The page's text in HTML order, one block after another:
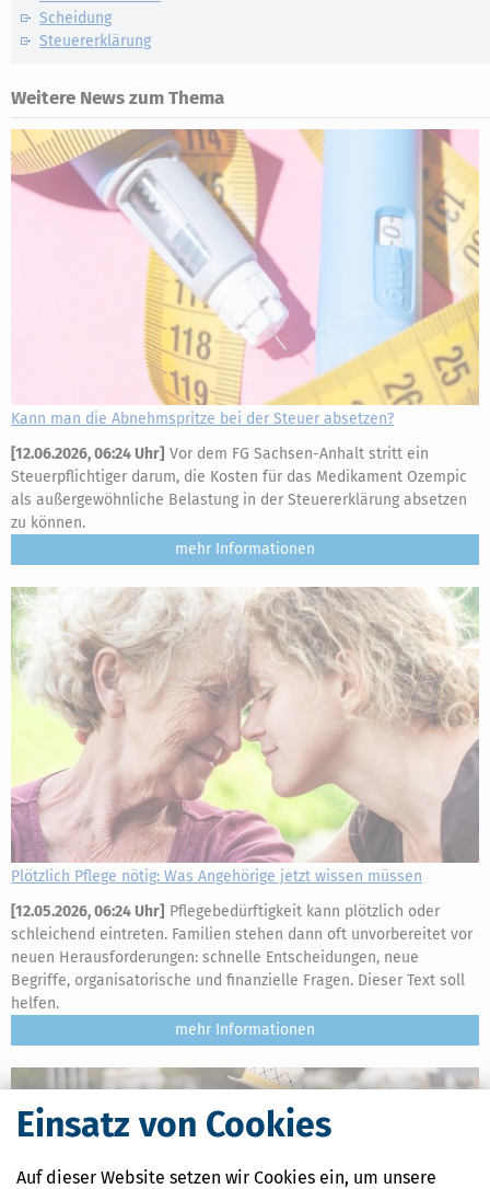
Einsatz von Cookies
Auf dieser Website setzen wir Cookies ein, um unsere
Scheidung
Steuererklärung
Weitere News zum Thema
Kann man die Abnehmspritze bei der Steuer absetzen?
[12.06.2026, 06:24 Uhr] Vor dem FG Sachsen-Anhalt stritt ein
Steuerpflichtiger darum, die Kosten für das Medikament Ozempic
als außergewöhnliche Belastung in der Steuererklärung absetzen
zu können.
mehr
Plötzlich Pflege nötig: Was Angehörige jetzt wissen müssen
[12.05.2026, 06:24 Uhr] Pflegebedürftigkeit kann plötzlich oder
schleichend eintreten. Familien stehen dann oft unvorbereitet vor
neuen Herausforderungen: schnelle Entscheidungen, neue
Begriffe, organisatorische und finanzielle Fragen. Dieser Text soll
helfen.
mehr